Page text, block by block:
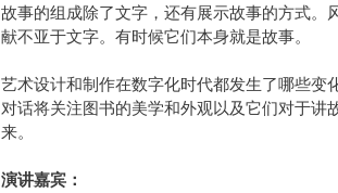
故事的组成除了文字，还有展示故事的方式。
献不亚于文字。有时候它们本身就是故事。
艺术设计和制作在数字化时代都发生了哪些变
对话将关注图书的美学和外观以及它们对于讲
来。
演讲嘉宾：